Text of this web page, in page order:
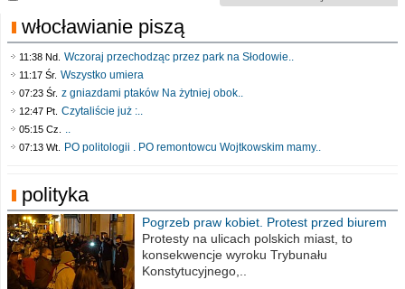
włocławianie piszą
11:38 Nd. Wczoraj przechodząc przez park na Słodowie..
11:17 Śr. Wszystko umiera
07:23 Śr. z gniazdami ptaków Na żytniej obok..
12:47 Pt. Czytaliście już :..
05:15 Cz. ..
07:13 Wt. PO politologii . PO remontowcu Wojtkowskim mamy..
polityka
Pogrzeb praw kobiet. Protest przed biurem
poselskim PiS
Protesty na ulicach polskich miast, to
konsekwencje wyroku Trybunału
Konstytucyjnego,..